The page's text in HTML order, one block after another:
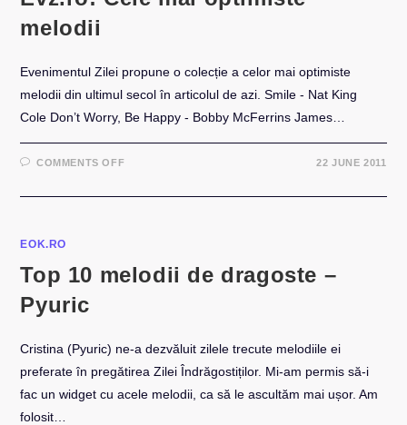
melodii
Evenimentul Zilei propune o colecție a celor mai optimiste
melodii din ultimul secol în articolul de azi. Smile - Nat King
Cole Don’t Worry, Be Happy - Bobby McFerrins James…
COMMENTS OFFON
MAI
22 JUNE 2011
EOK.RO
Top 10 melodii de dragoste –
Pyuric
Cristina (Pyuric) ne-a dezvăluit zilele trecute melodiile ei
preferate în pregătirea Zilei Îndrăgostiților. Mi-am permis să-i
fac un widget cu acele melodii, ca să le ascultăm mai ușor. Am
folosit…